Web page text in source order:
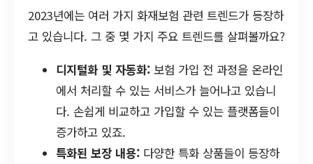
2023년에는 여러 가지 화재보험 관련 트렌드가 등장하
고 있습니다. 그 중 몇 가지 주요 트렌드를 살펴볼까요?
디지털화 및 자동화: 보험 가입 전 과정을 온라인
에서 처리할 수 있는 서비스가 늘어나고 있습니
다. 손쉽게 비교하고 가입할 수 있는 플랫폼들이
증가하고 있죠.
특화된 보장 내용: 다양한 특화 상품들이 등장하